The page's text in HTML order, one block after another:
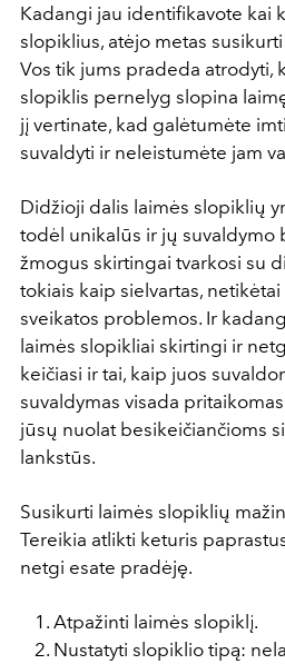
Kadangi jau identifikavote kai
slopiklius, atėjo metas
Vos tik jums pradeda atrodyti,
slopiklis pernelyg slopina
jį vertinate, kad galėtumėte
suvaldyti ir neleistumėte jam
Didžioji dalis laimės slopiklių
todėl unikalūs ir jų suvaldymo
žmogus skirtingai tvarkosi su
tokiais kaip sielvartas,
sveikatos problemos. Ir
laimės slopikliai skirtingi ir
keičiasi ir tai, kaip juos
suvaldymas visada
jūsų nuolat besikeičiančioms
lankstūs.
Susikurti laimės slopiklių
Tereikia atlikti keturis
netgi esate pradėję.
Atpažinti laimės slopiklį.
Nustatyti slopiklio tipą: